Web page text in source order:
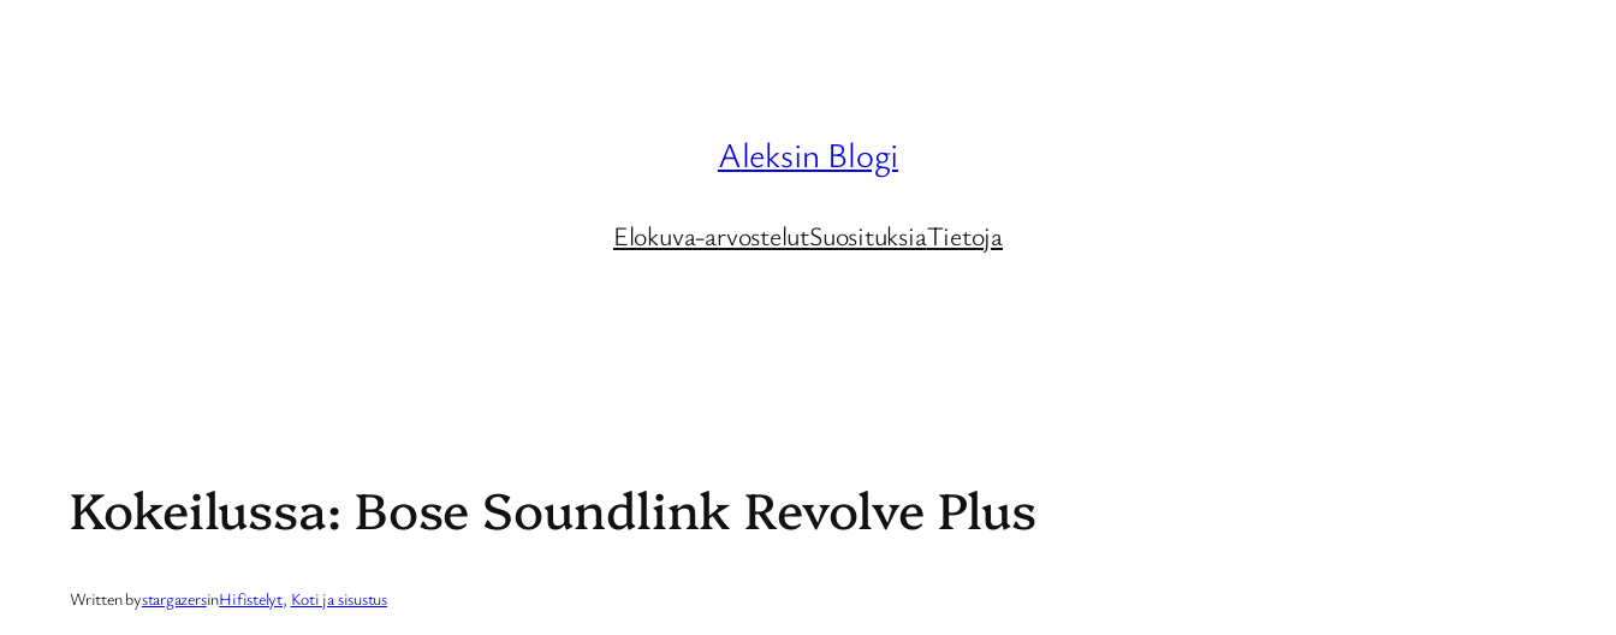
Aleksin Blogi
Elokuva-arvostelutSuosituksiaTietoja
Kokeilussa: Bose Soundlink Revolve Plus
Written bystargazersinHifistelyt, Koti ja sisustus